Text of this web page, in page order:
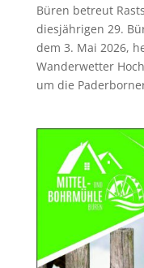
Büren betreut
diesjährigen 29.
dem 3. Mai 2026,
Wanderwetter
um die